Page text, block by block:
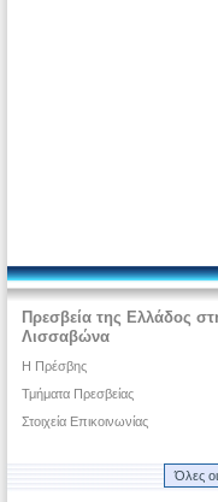
Πρεσβεία της Ελλάδος
Λισσαβώνα
Η Πρέσβης
Τμήματα Πρεσβείας
Στοιχεία Επικοινωνίας
Όλες